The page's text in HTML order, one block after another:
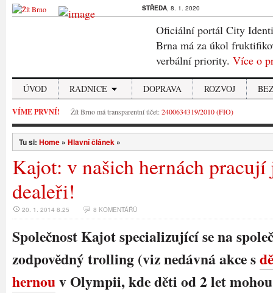
STŘEDA, 8. 1. 2020
Oficiální portál City
Brna má za úkol
verbální priority. Více o
ÚVOD RADNICE DOPRAVA ROZVOJ
VÍME PRVNÍ! Žít Brno má transparentní účet:2400634319/2010 (FIO)
Tu si: Home » Hlavní článek »
Kajot: v našich hernách
dealeři!
20. 1. 2014 8.25 8 KOMENTÁŘŮ
Společnost Kajot specializující se na
zodpovědný trolling (viz nedávná akce s
hernouv Olympii, kde děti od 2 let